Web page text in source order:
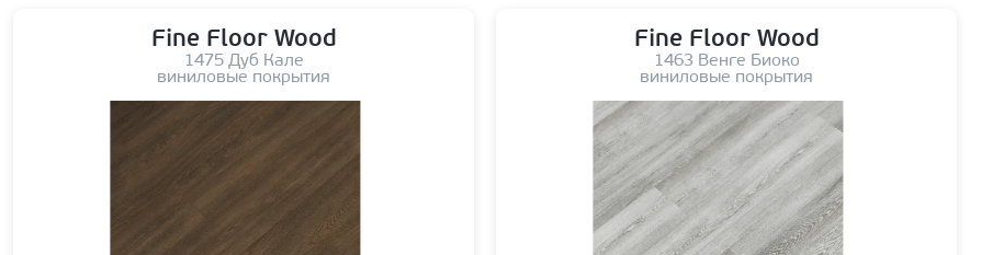
Fine Floor Wood
1475 Дуб Кале
виниловые покрытия
Fine Floor Wood
1463 Венге Биоко
виниловые покрытия